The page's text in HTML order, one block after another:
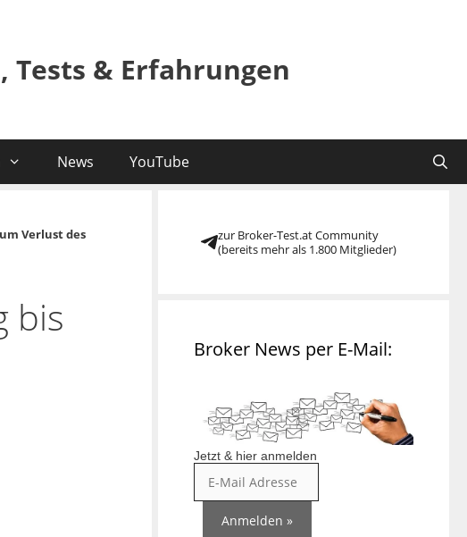
Tests & Erfahrungen
News YouTube
Verlust des
bis
zur Broker-Test.at Community
(bereits mehr als 1.800 Mitglieder)
Broker News per E-Mail:
Jetzt & hier anmelden